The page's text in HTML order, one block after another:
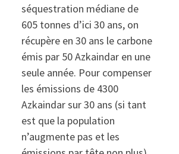
séquestration médiane de
605 tonnes d’ici 30 ans, on
récupère en 30 ans le carbone
émis par 50 Azkaindar en une
seule année. Pour compenser
les émissions de 4300
Azkaindar sur 30 ans (si tant
est que la population
n’augmente pas et les